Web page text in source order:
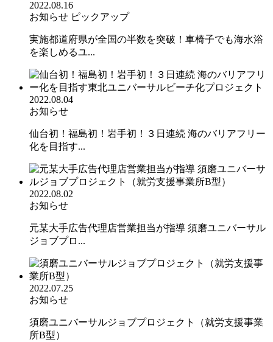
2022.08.16
お知らせ ピックアップ
実施都道府県が全国の半数を突破！車椅子でも海水浴
を楽しめるユ...
2022.08.04
お知らせ
仙台初！福島初！岩手初！３日連続 海のバリアフリー
化を目指す...
2022.08.02
お知らせ
元某大手広告代理店営業担当が指導 須磨ユニバーサル
ジョブプロ...
2022.07.25
お知らせ
須磨ユニバーサルジョブプロジェクト（就労支援事業
所B型）